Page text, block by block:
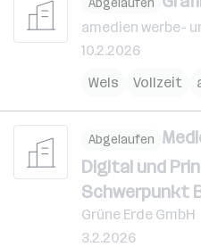
amedien werbe-
10.2.2026
Wels
Vollzeit
Abgelaufen
Digital und
Schwerpunkt
Grüne Erde GmbH
3.2.2026